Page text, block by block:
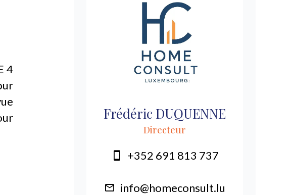
4
Frédéric DUQUENNE
Directeur
+352 691 813 737
info@homeconsult.lu